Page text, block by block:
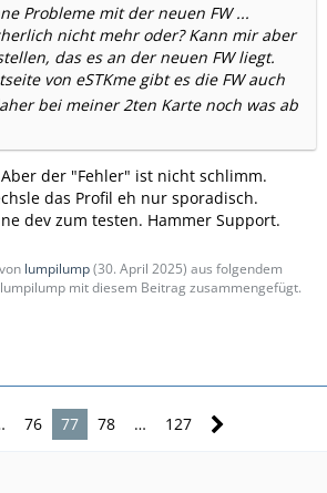
Probleme mit der neuen FW ...
nicht mehr oder? Kann mir aber
das es an der neuen FW liegt.
von eSTKme gibt es die FW auch
bei meiner 2ten Karte noch was ab
der "Fehler" ist nicht schlimm.
das Profil eh nur sporadisch.
dev zum testen. Hammer Support.
lumpilump(30. April 2025) aus folgendem
mit diesem Beitrag zusammengefügt.
76 77 78 … 127